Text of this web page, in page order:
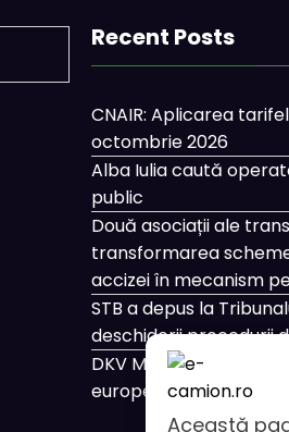
Această
Recent Posts
CNAIR: Aplicarea
octombrie 2026
Alba Iulia caută
public
Două asociații ale
transformarea
accizei în mecanism
STB a depus la
deschiderii procedurii
DKV Mobility și Shell
european